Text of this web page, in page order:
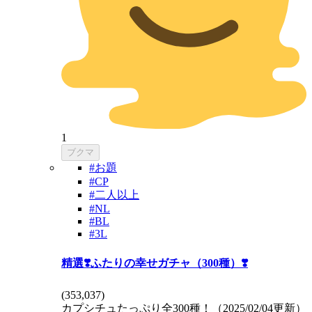
1
ブクマ
#お題
#CP
#二人以上
#NL
#BL
#3L
精選❣️ふたりの幸せガチャ（300種）❣️
(353,037)
カプシチュたっぷり全300種！（2025/02/04更新）